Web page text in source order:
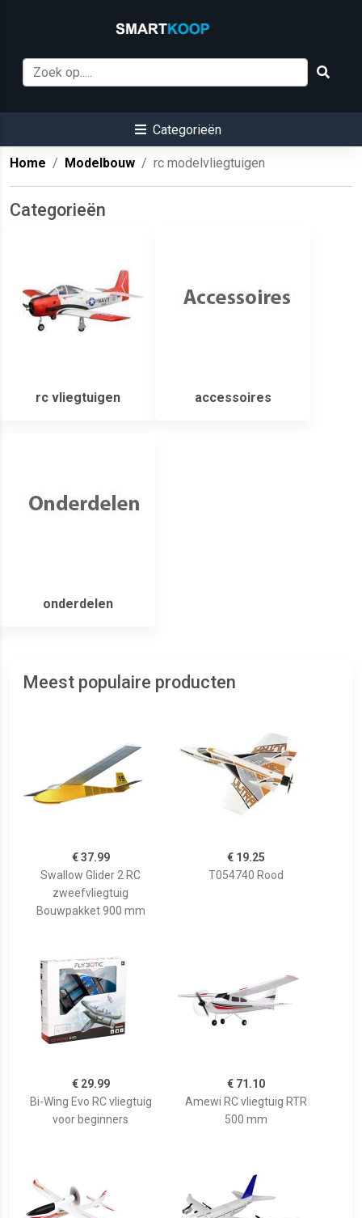
Categorieën
Home Modelbouw rc modelvliegtuigen
Categorieën
rc vliegtuigen accessoires
onderdelen
Meest populaire producten
€ 37.99
Swallow Glider 2 RC
zweefvliegtuig
Bouwpakket 900 mm
€ 19.25
T054740 Rood
€ 29.99
Bi-Wing Evo RC vliegtuig
voor beginners
€ 71.10
Amewi RC vliegtuig RTR
500 mm